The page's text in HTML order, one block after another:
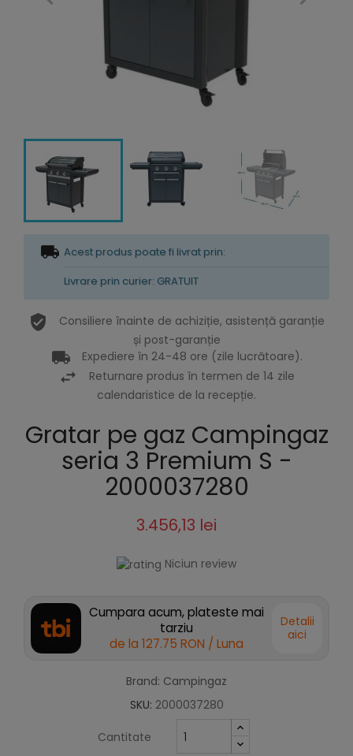
Acest produs poate fi livrat prin:
Livrare prin curier: GRATUIT
Consiliere înainte de achiziție, asistență garanție
și post-garanție
Expediere în 24-48 ore (zile lucrătoare).
Returnare produs în termen de 14 zile
calendaristice de la recepție.
Gratar pe gaz Campingaz
seria 3 Premium S -
2000037280
3.456,13 lei
Niciun review
Cumpara acum, plateste mai
tarziu
de la 127.75 RON / Luna
Detalii
aici
Brand: Campingaz
SKU: 2000037280
Cantitate